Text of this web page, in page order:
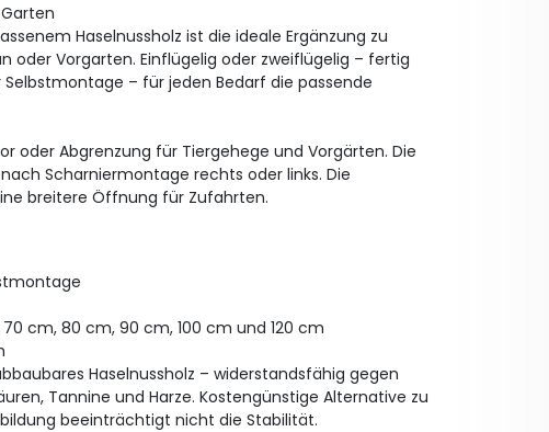
Haselnussholz ist die ideale Ergänzung zu
oder Vorgarten. Einflügelig oder zweiflügelig – fertig
– für jeden Bedarf die passende
oder Abgrenzung für Tiergehege und Vorgärten. Die
Scharniermontage rechts oder links. Die
breitere Öffnung für Zufahrten.
cm, 80 cm, 90 cm, 100 cm und 120 cm
Haselnussholz – widerstandsfähig gegen
Tannine und Harze. Kostengünstige Alternative zu
beeinträchtigt nicht die Stabilität.